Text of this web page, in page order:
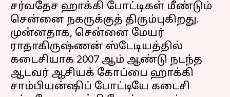
சர்வதேச ஹாக்கி போட்டிகள் மீண்டும்
சென்னை நகருக்குத் திரும்புகிறது.
முன்னதாக, சென்னை மேயர்
ராதாகிருஷ்ணன் ஸ்டேடியத்தில்
கடைசியாக 2007 ஆம் ஆண்டு நடந்த
ஆடவர் ஆசியக் கோப்பை ஹாக்கி
சாம்பியன்ஷிப் போட்டியே கடைசி